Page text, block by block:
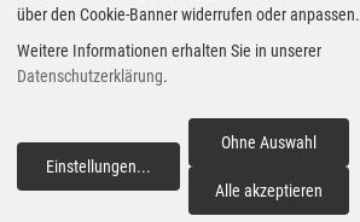
über den Cookie-Banner widerrufen oder anpassen.
Weitere Informationen erhalten Sie in unserer
Datenschutzerklärung.
Einstellungen...
Ohne Auswahl
Alle akzeptieren